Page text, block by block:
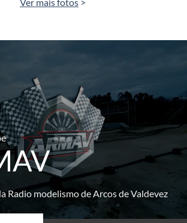
Radio modelismo de Arcos de Valdevez